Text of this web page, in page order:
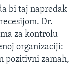
bi taj napredak
Dr.
za kontrolu
organizaciji:
pozitivni zamah,